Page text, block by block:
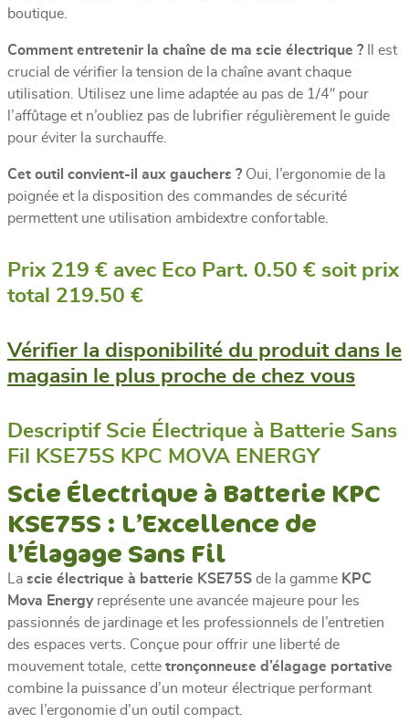
boutique.
Comment entretenir la chaîne de ma scie électrique ? Il est
crucial de vérifier la tension de la chaîne avant chaque
utilisation. Utilisez une lime adaptée au pas de 1/4″ pour
l’affûtage et n’oubliez pas de lubrifier régulièrement le guide
pour éviter la surchauffe.
Cet outil convient-il aux gauchers ? Oui, l’ergonomie de la
poignée et la disposition des commandes de sécurité
permettent une utilisation ambidextre confortable.
Prix 219 € avec Eco Part. 0.50 € soit prix
total 219.50 €
Vérifier la disponibilité du produit dans le
magasin le plus proche de chez vous
Descriptif Scie Électrique à Batterie Sans
Fil KSE75S KPC MOVA ENERGY
Scie Électrique à Batterie KPC
KSE75S : L’Excellence de
l’Élagage Sans Fil
La scie électrique à batterie KSE75S de la gamme KPC
Mova Energyreprésente une avancée majeure pour les
passionnés de jardinage et les professionnels de l’entretien
des espaces verts. Conçue pour offrir une liberté de
mouvement totale, cette tronçonneuse d’élagage portative
combine la puissance d’un moteur électrique performant
avec l’ergonomie d’un outil compact.